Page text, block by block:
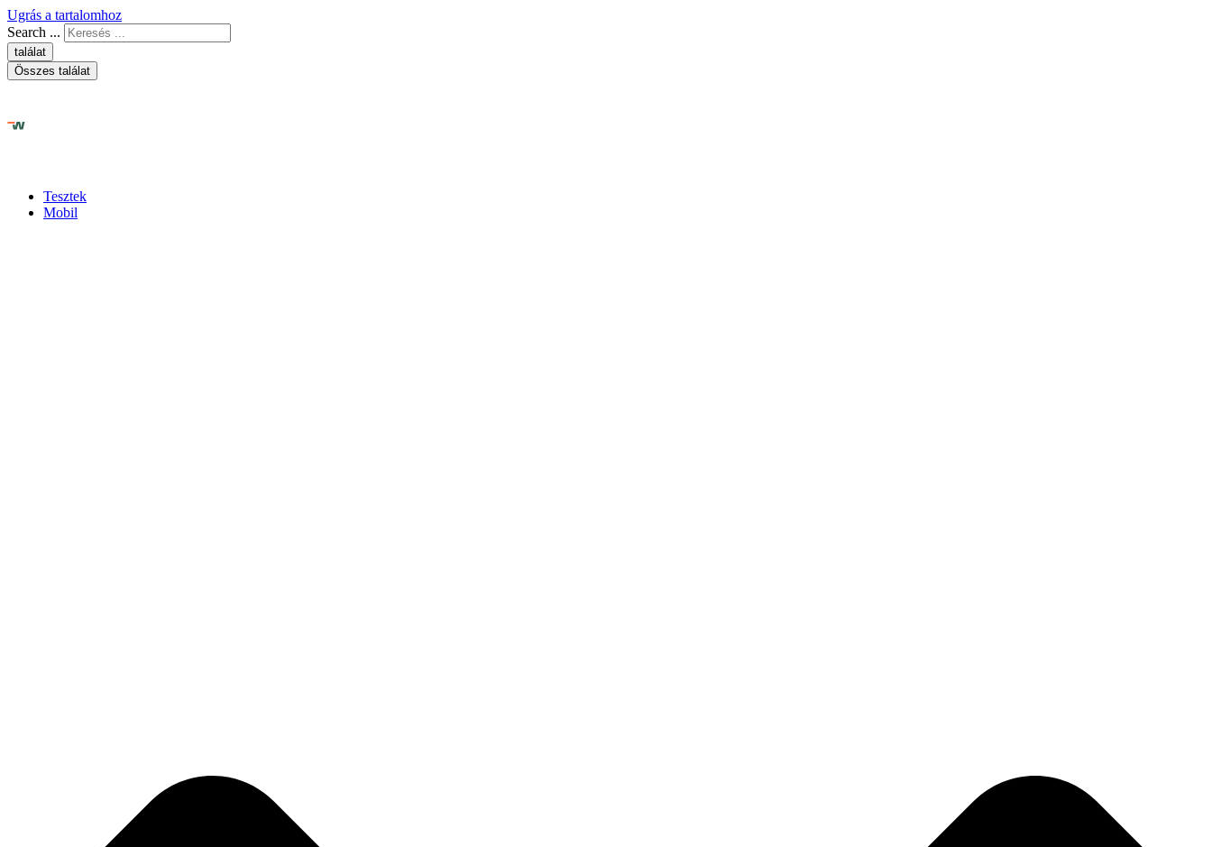
Ugrás a tartalomhoz
Search ...
találat
Összes találat
Tesztek
Mobil